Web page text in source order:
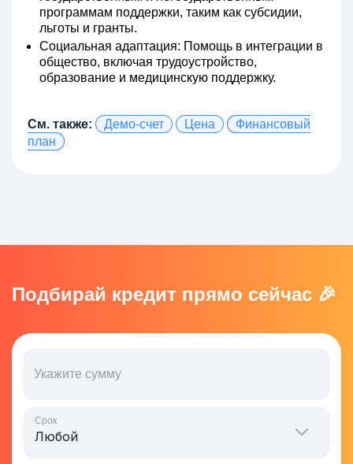
программам поддержки, таким как субсидии,
льготы и гранты.
Социальная адаптация: Помощь в интеграции в
общество, включая трудоустройство,
образование и медицинскую поддержку.
См. также: Демо-счет Цена
Финансовый
план
Подбирай кредит прямо сейчас 🎉
Укажите сумму
Срок